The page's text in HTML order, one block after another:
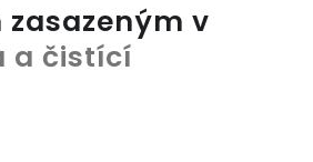
v
a čistící